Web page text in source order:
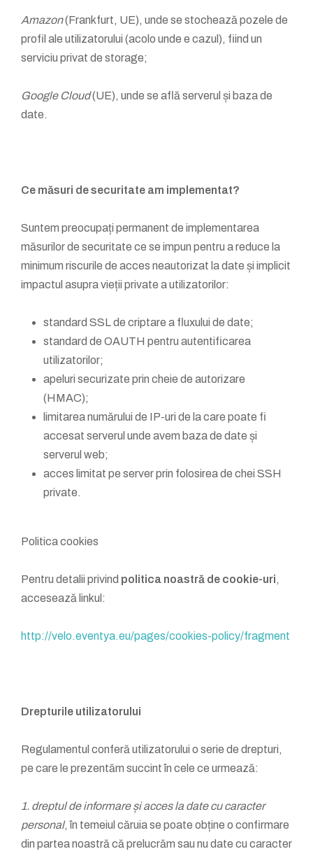
Amazon(Frankfurt, UE), unde se stochează pozele de
profil ale utilizatorului (acolo unde e cazul), fiind un
serviciu privat de storage;
Google Cloud(UE), unde se află serverul și baza de
date.
Ce măsuri de securitate am implementat?
Suntem preocupați permanent de implementarea
măsurilor de securitate ce se impun pentru a reduce la
minimum riscurile de acces neautorizat la date și implicit
impactul asupra vieții private a utilizatorilor:
standard SSL de criptare a fluxului de date;
standard de OAUTH pentru autentificarea
utilizatorilor;
apeluri securizate prin cheie de autorizare
(HMAC);
limitarea numărului de IP-uri de la care poate fi
accesat serverul unde avem baza de date și
serverul web;
acces limitat pe server prin folosirea de chei SSH
private.
Politica cookies
Pentru detalii privind politica noastră de cookie-uri,
accesează linkul:
http://velo.eventya.eu/pages/cookies-policy/fragment
Drepturile utilizatorului
Regulamentul conferă utilizatorului o serie de drepturi,
pe care le prezentăm succint în cele ce urmează:
1. dreptul de informare și acces la date cu caracter
personal, în temeiul căruia se poate obține o confirmare
din partea noastră că prelucrăm sau nu date cu caracter